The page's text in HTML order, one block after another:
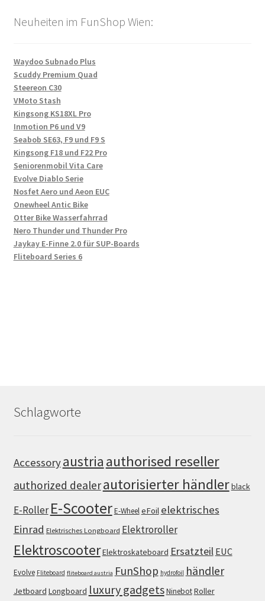
Neuheiten im FunShop Wien:
Waydoo Subnado Plus
Scuddy Premium Quad
Steereon C30
VMoto Stash
Kingsong KS18XL Pro
Inmotion P6 und V9
Seabob SE63, F9 und F9 S
Kingsong F18 und F22 Pro
Seniorenmobil Vita Care
Evolve Diablo Serie
Nosfet Aero und Aeon EUC
Onewheel Antic Bike
Otter Bike Wasserfahrrad
Nero Thunder und Thunder Pro
Jaykay E-Finne 2.0 für SUP-Boards
Fliteboard Series 6
Schlagworte
Accessoryaustria authorised reseller
authorized dealerautorisierter händlerblack
E-Roller E-ScooterE-WheeleFoil elektrisches
Einrad Elektrisches Longboard Elektroroller
ElektroscooterElektroskateboard Ersatzteil EUC
Evolve Fliteboard fliteboard austria FunShop hydrofoil händler
Jetboard Longboard luxury gadgetsNinebotRoller